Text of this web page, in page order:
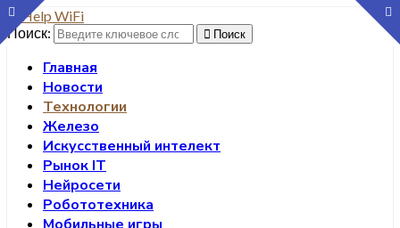
Поиск: Поиск
Главная
Новости
Технологии
Железо
Искусственный интелект
Рынок IT
Нейросети
Робототехника